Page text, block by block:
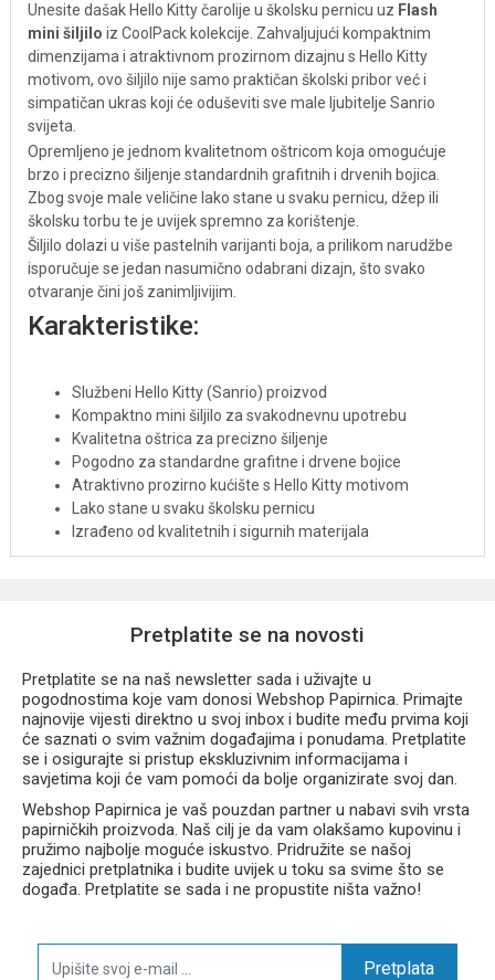
Unesite dašak Hello Kitty čarolije u školsku pernicu uz Flash
mini šiljilo iz CoolPack kolekcije. Zahvaljujući kompaktnim
dimenzijama i atraktivnom prozirnom dizajnu s Hello Kitty
motivom, ovo šiljilo nije samo praktičan školski pribor već i
simpatičan ukras koji će oduševiti sve male ljubitelje Sanrio
svijeta.
Opremljeno je jednom kvalitetnom oštricom koja omogućuje
brzo i precizno šiljenje standardnih grafitnih i drvenih bojica.
Zbog svoje male veličine lako stane u svaku pernicu, džep ili
školsku torbu te je uvijek spremno za korištenje.
Šiljilo dolazi u više pastelnih varijanti boja, a prilikom narudžbe
isporučuje se jedan nasumično odabrani dizajn, što svako
otvaranje čini još zanimljivijim.
Karakteristike:
Službeni Hello Kitty (Sanrio) proizvod
Kompaktno mini šiljilo za svakodnevnu upotrebu
Kvalitetna oštrica za precizno šiljenje
Pogodno za standardne grafitne i drvene bojice
Atraktivno prozirno kućište s Hello Kitty motivom
Lako stane u svaku školsku pernicu
Izrađeno od kvalitetnih i sigurnih materijala
Dostupno u više pastelnih varijanti (isporučuje se
odličan mali poklon za sve ljubitelje Hello Kitty kolekcije.
Pretplatite se na novosti
Pretplatite se na naš newsletter sada i uživajte u
pogodnostima koje vam donosi Webshop Papirnica. Primajte
najnovije vijesti direktno u svoj inbox i budite među prvima koji
će saznati o svim važnim događajima i ponudama. Pretplatite
se i osigurajte si pristup ekskluzivnim informacijama i
savjetima koji će vam pomoći da bolje organizirate svoj dan.
Webshop Papirnica je vaš pouzdan partner u nabavi svih vrsta
papirničkih proizvoda. Naš cilj je da vam olakšamo kupovinu i
pružimo najbolje moguće iskustvo. Pridružite se našoj
zajednici pretplatnika i budite uvijek u toku sa svime što se
događa. Pretplatite se sada i ne propustite ništa važno!
Pretplata